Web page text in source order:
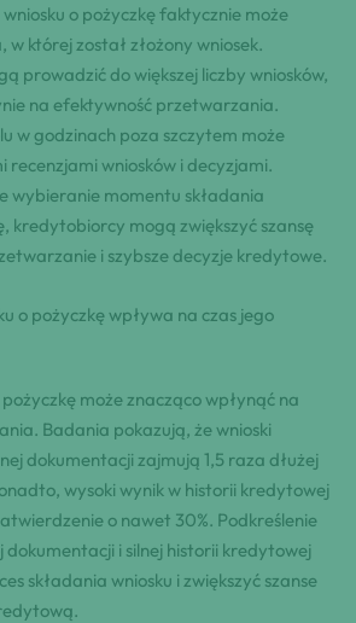
o pożyczkę faktycznie może
której został złożony wniosek.
prowadzić do większej liczby wniosków,
na efektywność przetwarzania.
w godzinach poza szczytem może
recenzjami wniosków i decyzjami.
wybieranie momentu składania
kredytobiorcy mogą zwiększyć szansę
i szybsze decyzje kredytowe.
o pożyczkę wpływa na czas jego
pożyczkę może znacząco wpłynąć na
Badania pokazują, że wnioski
dokumentacji zajmują 1,5 raza dłużej
wysoki wynik w historii kredytowej
o nawet 30%. Podkreślenie
dokumentacji i silnej historii kredytowej
składania wniosku i zwiększyć szanse